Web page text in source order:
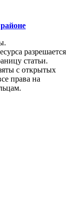
разрешается
статьи.
с открытых
права на